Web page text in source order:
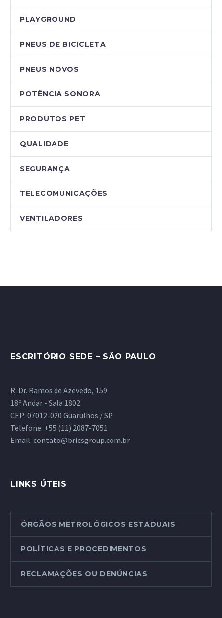
PLAYGROUND
PNEUS DE BICICLETA
PNEUS NOVOS
POTÊNCIA SONORA
PRODUTOS PET
QUALIDADE
SEGURANÇA
TELECOMUNICAÇÕES
VENTILADORES
ESCRITÓRIO SEDE – SÃO PAULO
R. Dr. Ramos de Azevedo, 159
18º Andar - Sala 1802
CEP: 07012-020 Guarulhos / SP
Telefone: +55 (11) 2087-7051
Email: contato@bricsgroup.com.br
LINKS ÚTEIS
ÓRGÃOS METROLÓGICOS ESTADUAIS
POLÍTICAS E PROCEDIMENTOS
RECLAMAÇÕES OU DENÚNCIAS